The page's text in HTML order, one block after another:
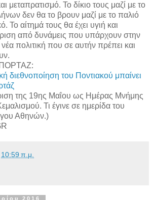
μεταπρατισμό. Το δίκιο τους μαζί με το
δεν θα το βρουν μαζί με το παλιό
Το αίτημά τους θα έχει υγιή και
από δυνάμεις που υπάρχουν στην
νέα πολιτική που σε αυτήν πρέπει και
διεθνοποίηση του Ποντιακού μπαίνει
της 19ης Μαΐου ως Ημέρας Μνήμης
Τι έγινε σε ημερίδα του
Αθηνών.)
10:59 π.μ.
2016